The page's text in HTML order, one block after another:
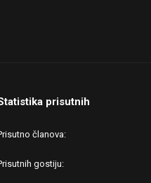
prisutnih
članova
gostiju